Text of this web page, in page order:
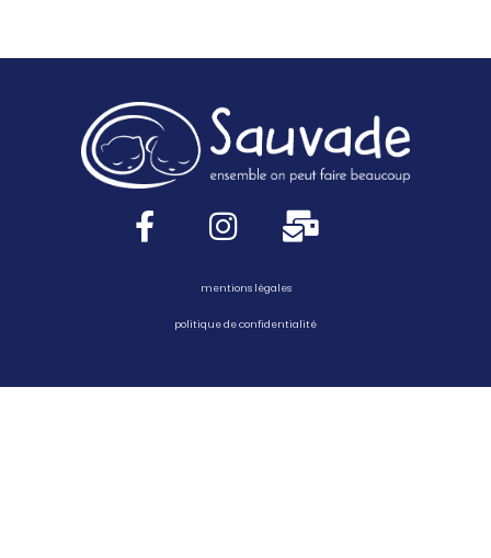
mentions légales
politique de confidentialité